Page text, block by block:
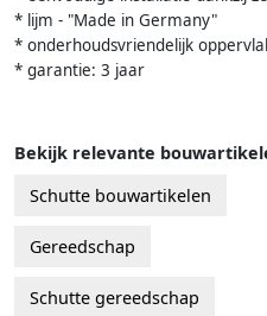
* lijm - "Made in Germany"
* onderhoudsvriendelijk
* garantie: 3 jaar
Bekijk relevante
Schutte bouwartikelen
Gereedschap
Schutte gereedschap